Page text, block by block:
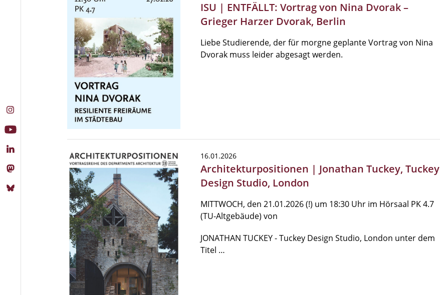
ISU | ENTFÄLLT: Vortrag von Nina Dvorak –
Grieger Harzer Dvorak, Berlin
Liebe Studierende, der für morgne geplante Vortrag von Nina
Dvorak muss leider abgesagt werden.
16.01.2026
Architekturpositionen | Jonathan Tuckey, Tuckey
Design Studio, London
MITTWOCH, den 21.01.2026 (!) um 18:30 Uhr im Hörsaal PK 4.7
(TU-Altgebäude) von
JONATHAN TUCKEY - Tuckey Design Studio, London unter dem
Titel …